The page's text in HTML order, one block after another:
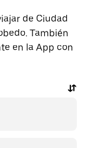
de Ciudad
También
en la App con